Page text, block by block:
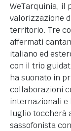
WeTarquinia, il
valorizzazione
territorio. Tre
affermati
italiano ed
con il trio
ha suonato in
collaborazioni
internazionali e
luglio toccherà
sassofonista